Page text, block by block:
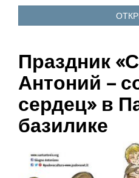
Праздник
Антоний –
сердец» в
базилике